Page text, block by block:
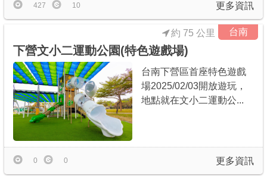
更多資訊
427 10
台南
下營文小二運動公園(特色遊戲場)
約 75 公里
台南下營區首座特色遊戲
場2025/02/03開放遊玩，
地點就在文小二運動公...
更多資訊
0 0